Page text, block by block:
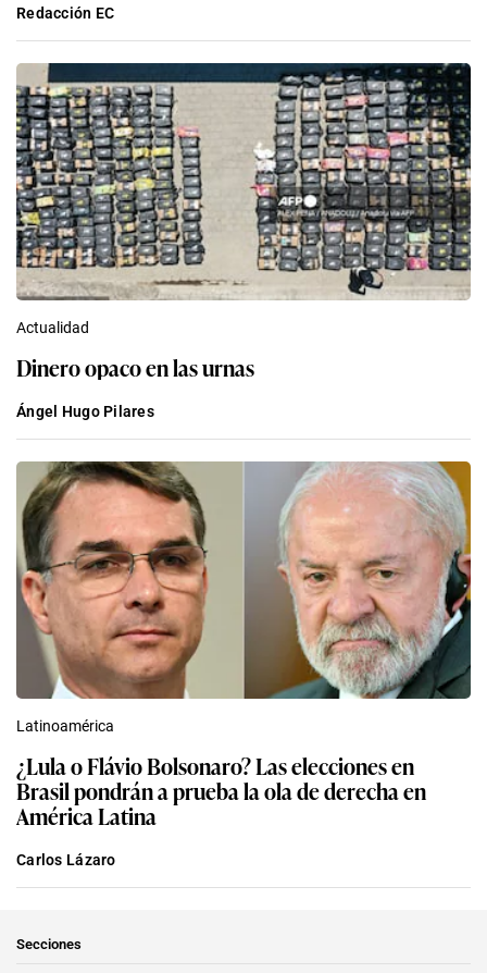
Redacción EC
Actualidad
Dinero opaco en las urnas
Ángel Hugo Pilares
Latinoamérica
¿Lula o Flávio Bolsonaro? Las elecciones en
Brasil pondrán a prueba la ola de derecha en
América Latina
Carlos Lázaro
Secciones